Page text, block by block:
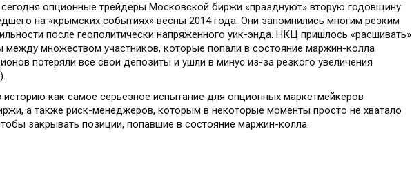
опционные трейдеры Московской биржи «празднуют» вторую годовщину
на «крымских событиях» весны 2014 года. Они запомнились многим резким
после геополитически напряженного уик-энда. НКЦ пришлось «расшивать»
между множеством участников, которые попали в состояние маржин-колла
потеряли все свои депозиты и ушли в минус из-за резкого увеличения
как самое серьезное испытание для опционных маркетмейкеров
а также риск-менеджеров, которым в некоторые моменты просто не хватало
закрывать позиции, попавшие в состояние маржин-колла.